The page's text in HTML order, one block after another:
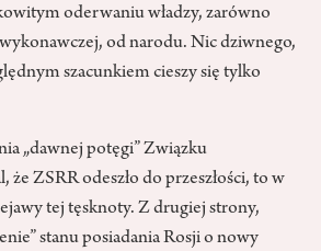
oderwaniu władzy, zarówno
od narodu. Nic dziwnego,
szacunkiem cieszy się tylko
„dawnej potęgi” Związku
że ZSRR odeszło do przeszłości, to w
tej tęsknoty. Z drugiej strony,
stanu posiadania Rosji o nowy